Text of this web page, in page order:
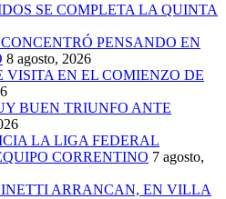
SE COMPLETA LA QUINTA
PENSANDO EN
8 agosto, 2026
VISITA EN EL COMIENZO DE
BUEN TRIUNFO ANTE
LA LIGA FEDERAL
CORRENTINO 7 agosto,
ARRANCAN, EN VILLA